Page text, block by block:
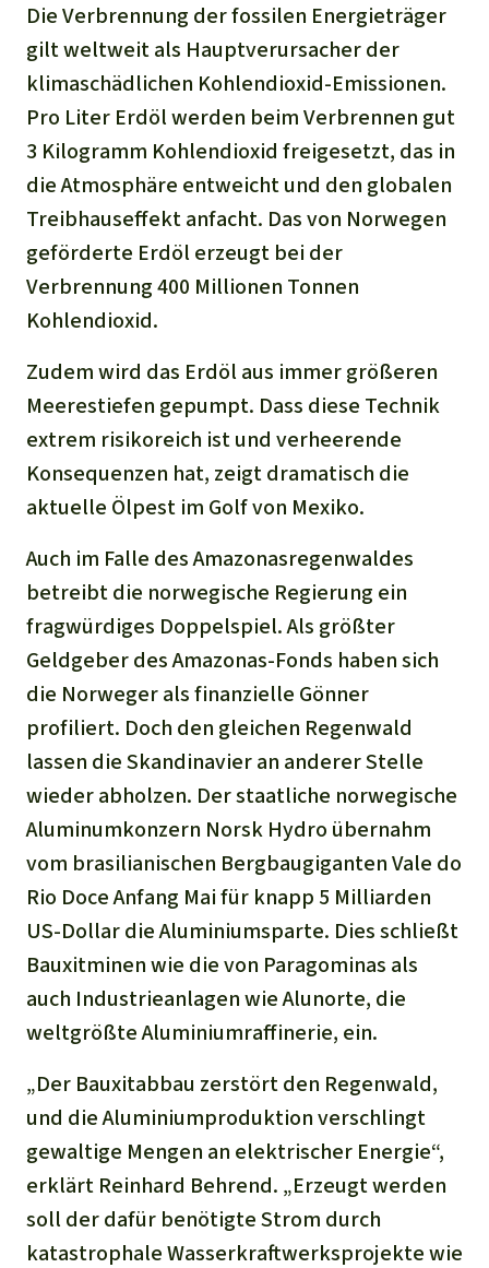
Die Verbrennung der fossilen Energieträger
gilt weltweit als Hauptverursacher der
klimaschädlichen Kohlendioxid-Emissionen.
Pro Liter Erdöl werden beim Verbrennen gut
3 Kilogramm Kohlendioxid freigesetzt, das in
die Atmosphäre entweicht und den globalen
Treibhauseffekt anfacht. Das von Norwegen
geförderte Erdöl erzeugt bei der
Verbrennung 400 Millionen Tonnen
Kohlendioxid.
Zudem wird das Erdöl aus immer größeren
Meerestiefen gepumpt. Dass diese Technik
extrem risikoreich ist und verheerende
Konsequenzen hat, zeigt dramatisch die
aktuelle Ölpest im Golf von Mexiko.
Auch im Falle des Amazonasregenwaldes
betreibt die norwegische Regierung ein
fragwürdiges Doppelspiel. Als größter
Geldgeber des Amazonas-Fonds haben sich
die Norweger als finanzielle Gönner
profiliert. Doch den gleichen Regenwald
lassen die Skandinavier an anderer Stelle
wieder abholzen. Der staatliche norwegische
Aluminumkonzern Norsk Hydro übernahm
vom brasilianischen Bergbaugiganten Vale do
Rio Doce Anfang Mai für knapp 5 Milliarden
US-Dollar die Aluminiumsparte. Dies schließt
Bauxitminen wie die von Paragominas als
auch Industrieanlagen wie Alunorte, die
weltgrößte Aluminiumraffinerie, ein.
„Der Bauxitabbau zerstört den Regenwald,
und die Aluminiumproduktion verschlingt
gewaltige Mengen an elektrischer Energie“,
erklärt Reinhard Behrend. „Erzeugt werden
soll der dafür benötigte Strom durch
katastrophale Wasserkraftwerksprojekte wie